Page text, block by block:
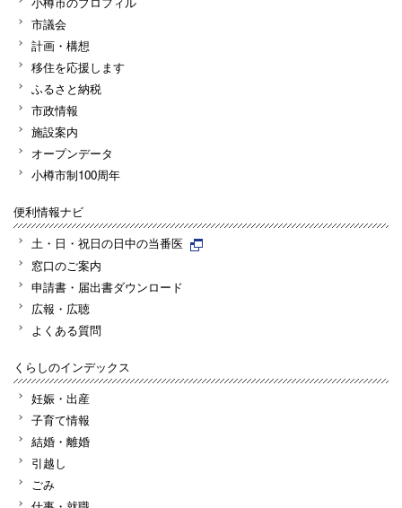
市議会
計画・構想
移住を応援します
ふるさと納税
市政情報
施設案内
オープンデータ
小樽市制100周年
便利情報ナビ
土・日・祝日の日中の当番医
窓口のご案内
申請書・届出書ダウンロード
広報・広聴
よくある質問
くらしのインデックス
妊娠・出産
子育て情報
結婚・離婚
引越し
ごみ